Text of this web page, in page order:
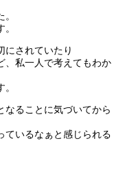
にされていたり
、私一人で考えてもわか
なることに気づいてから
ているなぁと感じられる